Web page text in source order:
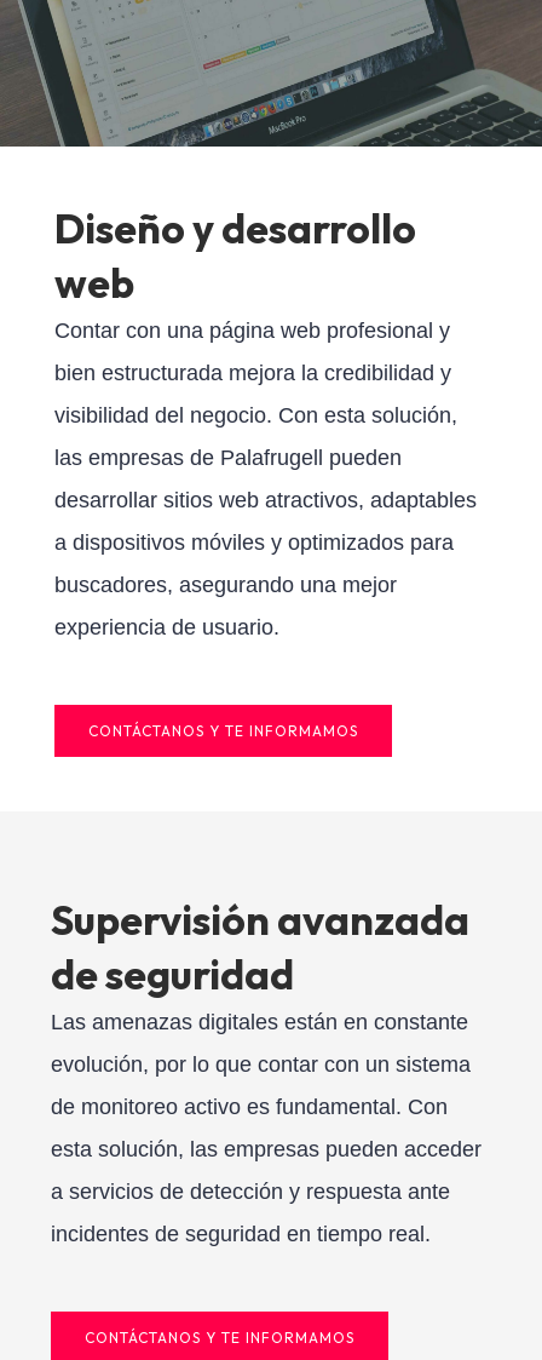
Diseño y desarrollo
web
Contar con una página web profesional y
bien estructurada mejora la credibilidad y
visibilidad del negocio. Con esta solución,
las empresas de Palafrugell pueden
desarrollar sitios web atractivos, adaptables
a dispositivos móviles y optimizados para
buscadores, asegurando una mejor
experiencia de usuario.
CONTÁCTANOS Y TE INFORMAMOS
Supervisión avanzada
de seguridad
Las amenazas digitales están en constante
evolución, por lo que contar con un sistema
de monitoreo activo es fundamental. Con
esta solución, las empresas pueden acceder
a servicios de detección y respuesta ante
incidentes de seguridad en tiempo real.
CONTÁCTANOS Y TE INFORMAMOS